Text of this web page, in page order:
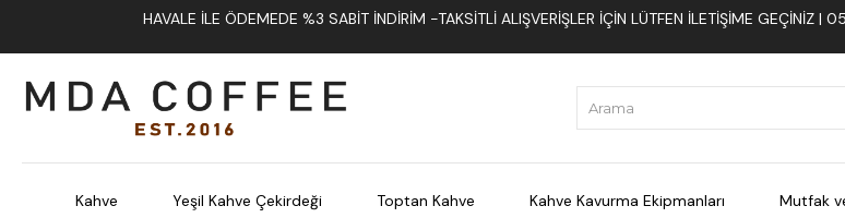
HAVALE İLE ÖDEMEDE %3 SABIT İNDIRIM -TAKSITLI ALIŞVERIŞLER İÇIN LÜTFEN ILETIŞIME GEÇINIZ
Kahve Yeşil Kahve Çekirdeği Toptan Kahve Kahve Kavurma Ekipmanları Mutfak